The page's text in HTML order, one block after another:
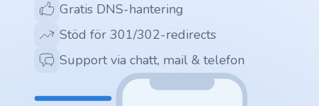
.website
.io
.ru
Gratis DNS-hantering
Stöd för 301/302-redirects
Support via chatt, mail & telefon